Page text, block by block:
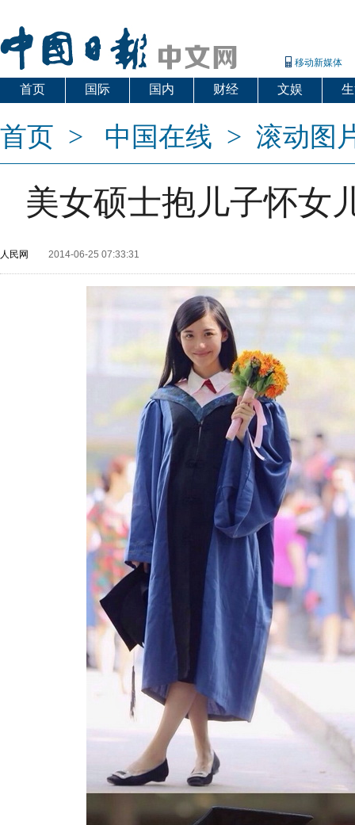
移动新媒体
首页 国际 国内 财经 文娱
首页 > 中国在线 > 滚动图
美女硕士抱儿子怀女
人民网 2014-06-25 07:33:31